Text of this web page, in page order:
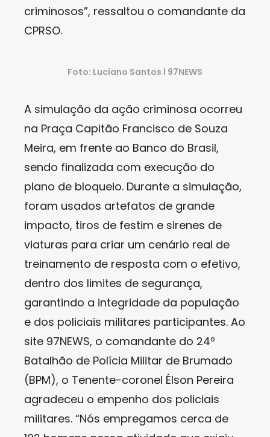
criminosos”, ressaltou o comandante da
CPRSO.
Foto: Luciano Santos l 97NEWS
A simulação da ação criminosa ocorreu
na Praça Capitão Francisco de Souza
Meira, em frente ao Banco do Brasil,
sendo finalizada com execução do
plano de bloqueio. Durante a simulação,
foram usados artefatos de grande
impacto, tiros de festim e sirenes de
viaturas para criar um cenário real de
treinamento de resposta com o efetivo,
dentro dos limites de segurança,
garantindo a integridade da população
e dos policiais militares participantes. Ao
site 97NEWS, o comandante do 24º
Batalhão de Polícia Militar de Brumado
(BPM), o Tenente-coronel Élson Pereira
agradeceu o empenho dos policiais
militares. “Nós empregamos cerca de